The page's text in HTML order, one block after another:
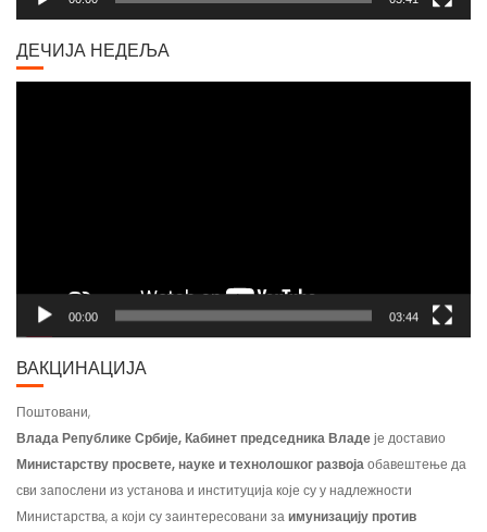
ДЕЧИЈА НЕДЕЉА
00:00 03:44
ВАКЦИНАЦИЈА
Поштовани,
Влада Републике Србије, Кабинет председника Владеје доставио
Министарству просвете, науке и технолошког развојаобавештење да
сви запослени из установа и институција које су у надлежности
Министарства, а који су заинтересовани заимунизацију против